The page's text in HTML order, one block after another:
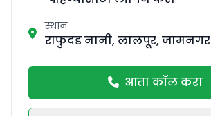
स्थान
राफुदड नानी, लालपूर, जामनगर
आता कॉल करा